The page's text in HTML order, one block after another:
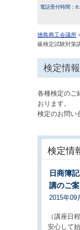
電話受付時間：
徳島商工会議所
級検定試験対策
検定情報
各種検定のご
おります。
検定のお問い
検定情
日商簿
講のご
2015年09
（講座日
安心して